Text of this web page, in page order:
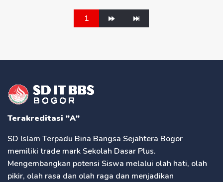
1
Terakreditasi "A"
SD Islam Terpadu Bina Bangsa Sejahtera Bogor
memiliki trade mark Sekolah Dasar Plus.
Mengembangkan potensi Siswa melalui olah hati, olah
pikir, olah rasa dan olah raga dan menjadikan